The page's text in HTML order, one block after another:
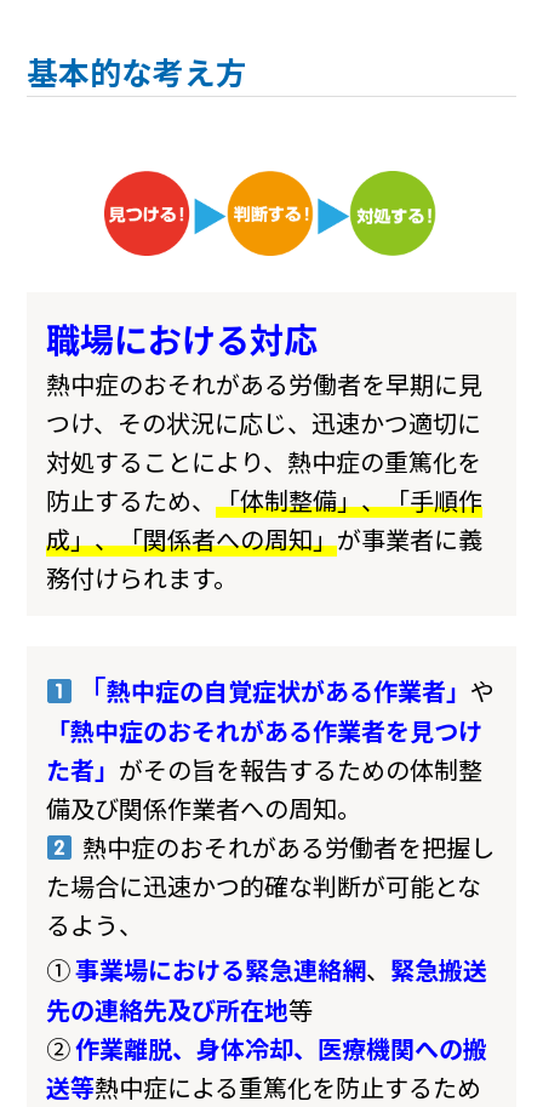
基本的な考え方
職場における対応
熱中症のおそれがある労働者を早期に見
つけ、その状況に応じ、迅速かつ適切に
対処することにより、熱中症の重篤化を
防止するため、 「体制整備」、「手順作
成」、「関係者への周知」が事業者に義
務付けられます。
「熱中症の自覚症状がある作業者」 や
「熱中症のおそれがある作業者を見つけ
た者」 がその旨を報告するための体制整
備及び関係作業者への周知。
熱中症のおそれがある労働者を把握し
た場合に迅速かつ的確な判断が可能とな
るよう、
①事業場における緊急連絡網、 緊急搬送
先の連絡先及び所在地等
②作業離脱、身体冷却、医療機関への搬
送等熱中症による重篤化を防止するため